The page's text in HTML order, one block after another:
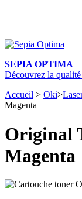
SEPIA OPTIMA
Découvrez la
Accueil > Oki>
Magenta
Original
Magenta